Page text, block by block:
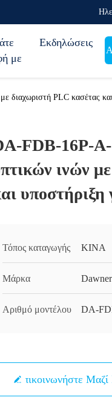
με
Εκδηλώσεις
διαχωριστή PLC κασέτας
FDB-16P-A-
ινών
Τόπος καταγωγής ΚΙΝΑ
Μάρκα
Αριθμό μοντέλου DA-
Επικοινωνήστε Μαζί